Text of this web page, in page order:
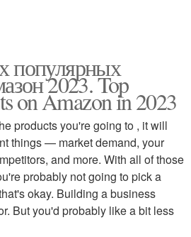
популярных
2023. Top
on Amazon in 2023
products you're going to , it will
things — market demand, your
and more. With all of those
probably not going to pick a
okay. Building a business
But you'd probably like a bit less